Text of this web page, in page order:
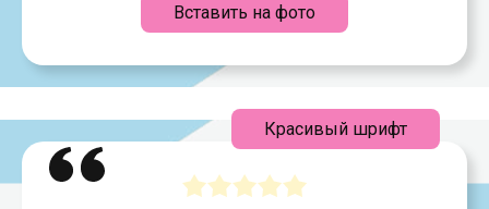
Вставить на фото
Красивый шрифт